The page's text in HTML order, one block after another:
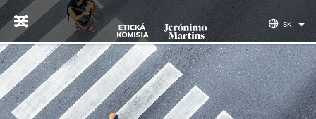
Preskočiť na obsah
SK